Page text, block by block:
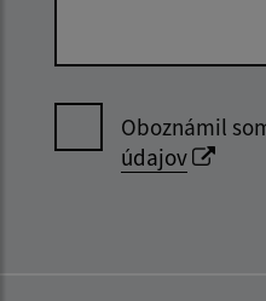
Oboznámil
údajov